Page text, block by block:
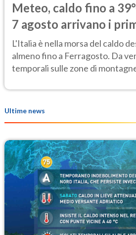
Meteo, caldo fino a
7 agosto arrivano i
un lieve calo delle
L'Italia è nella morsa del caldo
almeno fino a Ferragosto. Da
temporali sulle zone di
Ultime news